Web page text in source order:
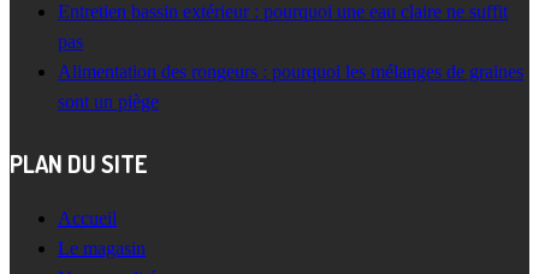
Entretien bassin extérieur : pourquoi une eau claire ne suffit
pas
Alimentation des rongeurs : pourquoi les mélanges de graines
sont un piège
PLAN DU SITE
Accueil
Le magasin